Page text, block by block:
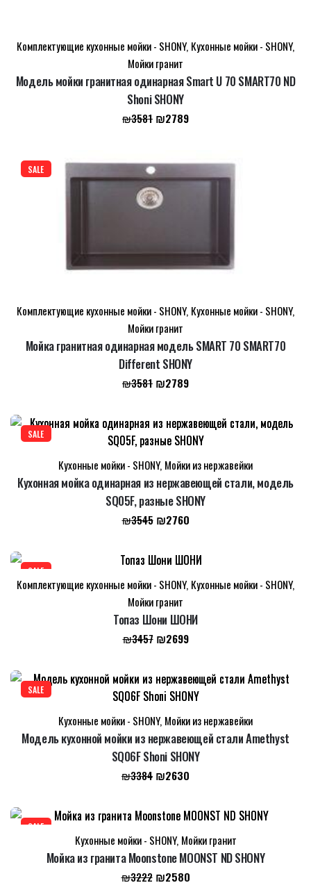
Комплектующие кухонные мойки - SHONY, Кухонные мойки - SHONY,
Мойки гранит
Модель мойки гранитная одинарная Smart U 70 SMART70 ND
Shoni SHONY
₪3581 Первоначальная
₪3581.
₪2789Текущая
SALE
Комплектующие кухонные мойки - SHONY, Кухонные мойки - SHONY,
Мойки гранит
Мойка гранитная одинарная модель SMART 70 SMART70
Different SHONY
₪3581 Первоначальная
₪3581.
₪2789Текущая
₪2789.
SALE
Кухонные мойки - SHONY, Мойки из нержавейки
Кухонная мойка одинарная из нержавеющей стали, модель
SQ05F, разные SHONY
₪3545 Первоначальная
составляла
₪3545.
₪2760Текущая
₪2760.
SALE
Комплектующие кухонные мойки - SHONY, Кухонные мойки - SHONY,
Мойки гранит
Топаз Шони ШОНИ
₪3457 Первоначальная
составляла
₪3457.
₪2699Текущая
₪2699.
SALE
Кухонные мойки - SHONY, Мойки из нержавейки
Модель кухонной мойки из нержавеющей стали Amethyst
SQ06F Shoni SHONY
₪3384 Первоначальная
составляла
₪3384.
₪2630
₪2630.
SALE
Кухонные мойки - SHONY, Мойки гранит
Мойка из гранита Moonstone MOONST ND SHONY
₪3222 Первоначальная
₪2580Текущая